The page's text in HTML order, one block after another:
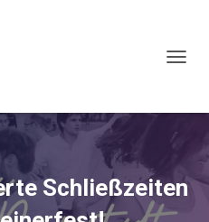
Schließzeiten